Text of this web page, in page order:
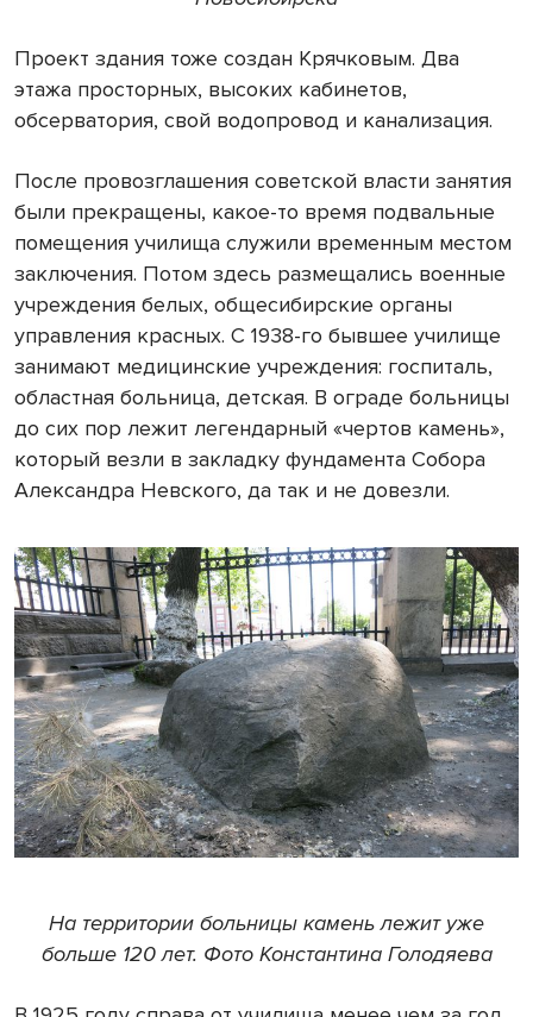
Проект здания тоже создан Крячковым. Два
этажа просторных, высоких кабинетов,
обсерватория, свой водопровод и канализация.
После провозглашения советской власти занятия
были прекращены, какое-то время подвальные
помещения училища служили временным местом
заключения. Потом здесь размещались военные
учреждения белых, общесибирские органы
управления красных. С 1938-го бывшее училище
занимают медицинские учреждения: госпиталь,
областная больница, детская. В ограде больницы
до сих пор лежит легендарный «чертов камень»,
который везли в закладку фундамента Собора
Александра Невского, да так и не довезли.
На территории больницы камень лежит уже
больше 120 лет. Фото Константина Голодяева